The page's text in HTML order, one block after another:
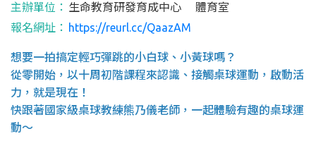
主辦單位： 生命教育研發育成中心 體育室
報名網址： https://reurl.cc/QaazAM
想要一拍搞定輕巧彈跳的小白球、小黃球嗎？
從零開始，以十周初階課程來認識、接觸桌球運動，啟動活
力，就是現在！
快跟著國家級桌球教練熊乃儀老師，一起體驗有趣的桌球運
動〜